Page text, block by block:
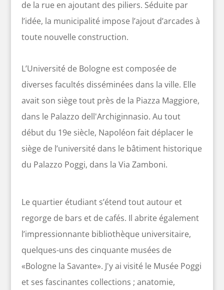
de la rue en ajoutant des piliers. Séduite par
l’idée, la municipalité impose l’ajout d’arcades à
toute nouvelle construction.
L’Université de Bologne est composée de
diverses facultés disséminées dans la ville. Elle
avait son siège tout près de la Piazza Maggiore,
dans le Palazzo dell'Archiginnasio. Au tout
début du 19e siècle, Napoléon fait déplacer le
siège de l’université dans le bâtiment historique
du Palazzo Poggi, dans la Via Zamboni.
Le quartier étudiant s’étend tout autour et
regorge de bars et de cafés. Il abrite également
l’impressionnante bibliothèque universitaire,
quelques-uns des cinquante musées de
«Bologne la Savante». J'y ai visité le Musée Poggi
et ses fascinantes collections ; anatomie,